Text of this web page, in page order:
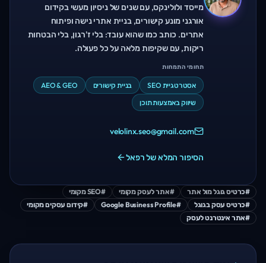
מייסד ולולינקס, עם שנים של ניסיון מעשי בקידום
אורגני מונע קישורים, בניית אתרי נישה ופיתוח
אתרים. כותב כמו שהוא עובד: בלי ז'רגון, בלי הבטחות
ריקות, עם שקיפות מלאה על כל פעולה.
תחומי התמחות
אסטרטגיית SEO בניית קישורים
AEO & GEO
שיווק באמצעות תוכן
velolinx.seo@gmail.com
הסיפור המלא של רפאל
#כרטיס גוגל מול אתר #אתר לעסק מקומי #SEO מקומי
#כרטיס עסק בגוגל #
Google Business Profile
#קידום עסקים מקומי
#אתר אינטרנט לעסק